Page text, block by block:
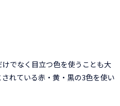
でなく目立つ色を使うことも大
れている赤・黄・黒の3色を使い